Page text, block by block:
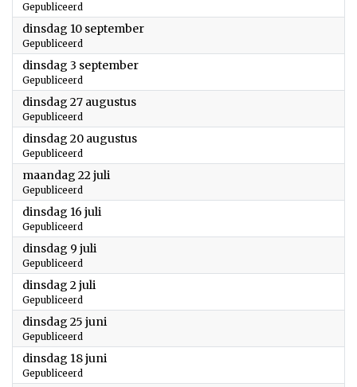
Gepubliceerd
dinsdag 10 september2024
Gepubliceerd
dinsdag 3 september2024
Gepubliceerd
dinsdag 27 augustus2024
Gepubliceerd
dinsdag 20 augustus2024
Gepubliceerd
maandag 22 juli
Gepubliceerd
dinsdag 16 juli
Gepubliceerd
dinsdag 9 juli
Gepubliceerd
dinsdag 2 juli
Gepubliceerd
dinsdag 25 juni
Gepubliceerd
dinsdag 18 juni
Gepubliceerd